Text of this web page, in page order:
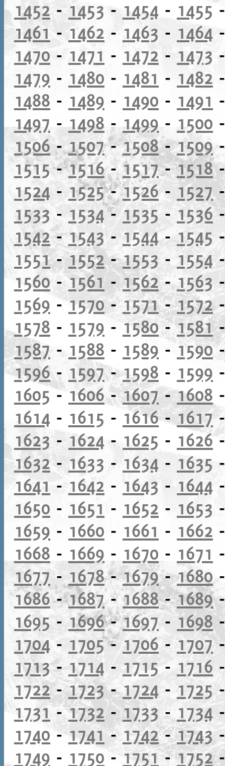
1452 -1453 - 1454 - 1455
1461- 1462 - 1463 - 1464
1470 - 1471 - 1472 - 1473
1479 - 1480 - 1481 - 1482
1488 - 1489 - 1490 - 1491
1497 - 1498 - 1499 - 1500
1506 -1507-1508-1509
1515-1516- 1517-1518
1524 - 1525-1526 - 1527
1533 - 1534-1535-1536
1542-1543 - 1544-1545
1551-1552-1553-1554
1560 -1561-1562-1563
1569 -1570-1571-1572
1578 - 1579 -1580-1581
1587- 1588 - 1589 - 1590
1596- 1597-1598 - 1599
1605- 1606-1607-1608
1614 - 1615 - 1616-1617
1623 -1624 - 1625 - 1626
1632- 1633 - 1634 - 1635
1641 - 1642 - 1643 - 1644
1650 - 1651 - 1652 - 1653
1659 - 1660 - 1661 - 1662
1668 - 1669 - 1670 - 1671
1677- 1678-1679-1680
1686-1687-1688-1689
1695 - 1696-1697 - 1698
1704 - 1705-1706- 1707
1713-1714 - 1715-1716
1722-1723-1724-1725
1731 -1732-1733- 1734
1740 -1741- 1742-1743
1749 - 1750 -1751-1752